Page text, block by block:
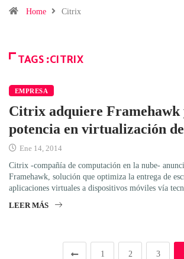
Home
Citrix
TAGS :CITRIX
EMPRESA
Citrix adquiere Framehawk
potencia en virtualización
Ene 14, 2014
Citrix -compañía de computación en la nube-
Framehawk, solución que optimiza la entrega de
aplicaciones virtuales a dispositivos móviles vía
LEER MÁS
1 2 3